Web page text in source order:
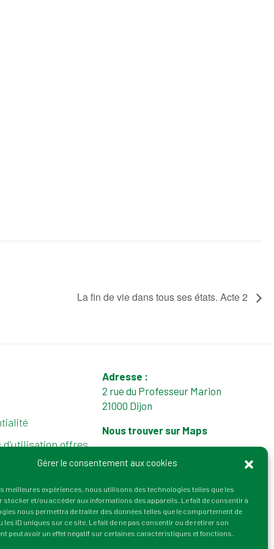
Gérer le consentement aux cookies
meilleures expériences, nous utilisons des technologies telles que les
stocker et/ou accéder aux informations des appareils. Le fait de consentir à
nous permettra de traiter des données telles que le comportement de
les ID uniques sur ce site. Le fait de ne pas consentir ou de retirer son
peut avoir un effet négatif sur certaines caractéristiques et fonctions.
La fin de vie dans tous ses états. Acte 2
offres
Adresse :
2 rue du Professeur Marion
21000 Dijon
Nous trouver sur Maps
Email :contact@irtess.fr